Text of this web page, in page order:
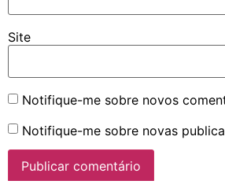
Site
Notifique-me sobre novos
Notifique-me sobre novas